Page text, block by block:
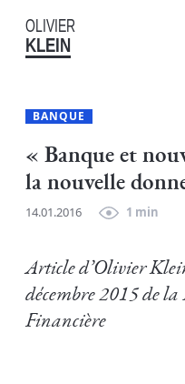
OLIVIER
KLEIN
BANQUE
« Banque et
la nouvelle
14.01.2016 1 min
Article d’Olivier
décembre 2015 de la
Financière